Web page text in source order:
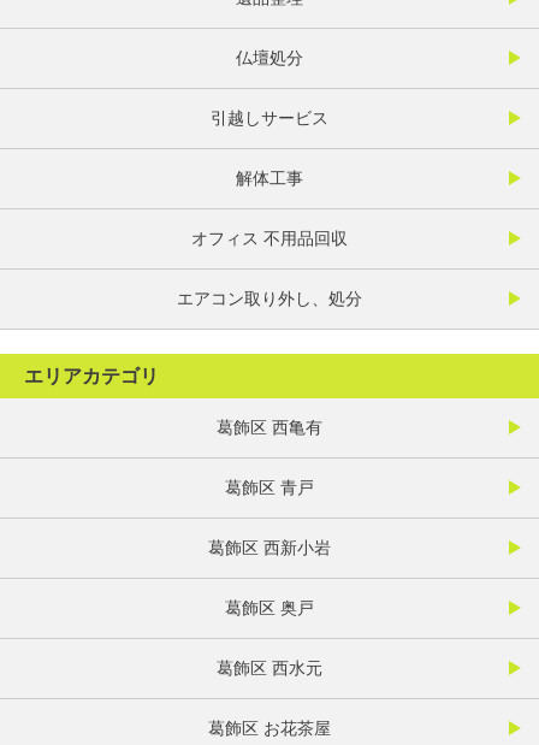
仏壇処分
引越しサービス
解体工事
オフィス 不用品回収
エアコン取り外し、処分
エリアカテゴリ
葛飾区 西亀有
葛飾区 青戸
葛飾区 西新小岩
葛飾区 奥戸
葛飾区 西水元
葛飾区 お花茶屋